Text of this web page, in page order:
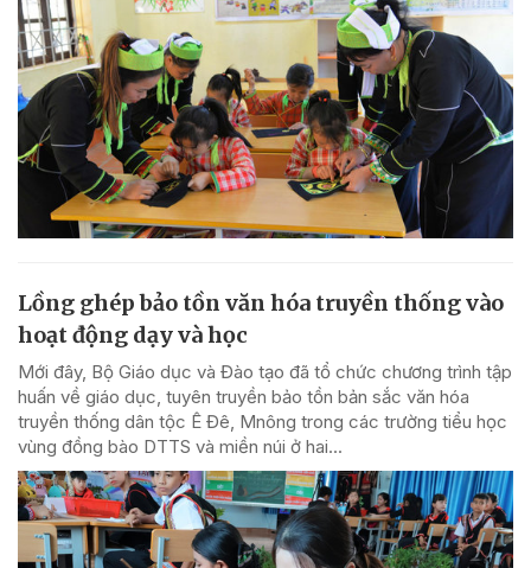
Lồng ghép bảo tồn văn hóa truyền thống vào
hoạt động dạy và học
Mới đây, Bộ Giáo dục và Đào tạo đã tổ chức chương trình tập
huấn về giáo dục, tuyên truyền bảo tồn bản sắc văn hóa
truyền thống dân tộc Ê Đê, Mnông trong các trường tiểu học
vùng đồng bào DTTS và miền núi ở hai...